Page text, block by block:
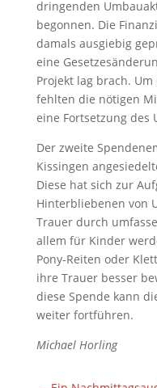
dringenden
begonnen. Die
damals ausgiebig
eine
Projekt lag brach.
fehlten die nötigen
eine Fortsetzung des
Der zweite
Kissingen
Diese hat sich zur
Hinterbliebenen von
Trauer durch
allem für Kinder
Pony-Reiten oder
ihre Trauer besser
diese Spende kann
weiter fortführen.
Michael Horling